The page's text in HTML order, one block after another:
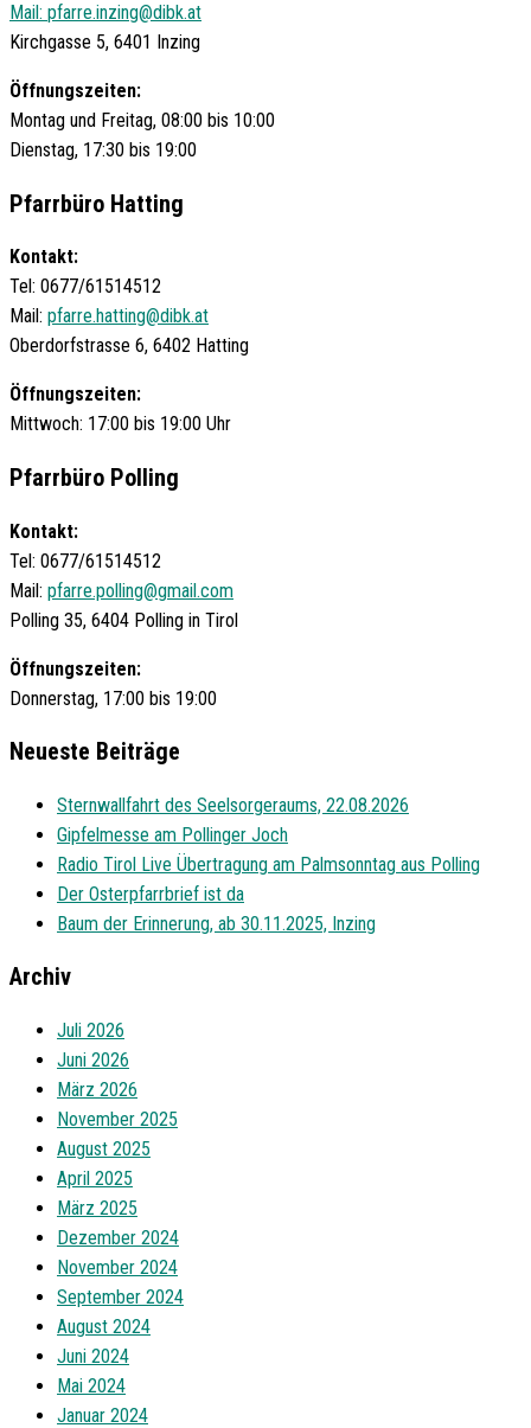
Mail: pfarre.inzing@dibk.at
Kirchgasse 5, 6401 Inzing
Öffnungszeiten:
Montag und Freitag, 08:00 bis 10:00
Dienstag, 17:30 bis 19:00
Pfarrbüro Hatting
Kontakt:
Tel: 0677/61514512
Mail: pfarre.hatting@dibk.at
Oberdorfstrasse 6, 6402 Hatting
Öffnungszeiten:
Mittwoch: 17:00 bis 19:00 Uhr
Pfarrbüro Polling
Kontakt:
Tel: 0677/61514512
Mail: pfarre.polling@gmail.com
Polling 35, 6404 Polling in Tirol
Öffnungszeiten:
Donnerstag, 17:00 bis 19:00
Neueste Beiträge
Sternwallfahrt des Seelsorgeraums, 22.08.2026
Gipfelmesse am Pollinger Joch
Radio Tirol Live Übertragung am Palmsonntag aus Polling
Der Osterpfarrbrief ist da
Baum der Erinnerung, ab 30.11.2025, Inzing
Archiv
Juli 2026
Juni 2026
März 2026
November 2025
August 2025
April 2025
März 2025
Dezember 2024
November 2024
September 2024
August 2024
Juni 2024
Mai 2024
Januar 2024